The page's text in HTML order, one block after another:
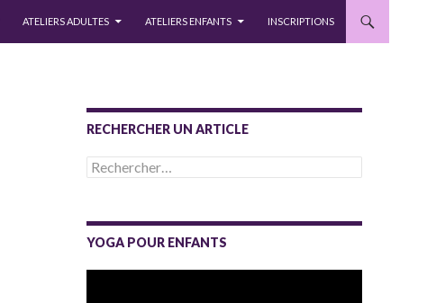
ATELIERS ADULTES ATELIERS ENFANTS INSCRIPTIONS
RECHERCHER UN ARTICLE
Rechercher :
YOGA POUR ENFANTS